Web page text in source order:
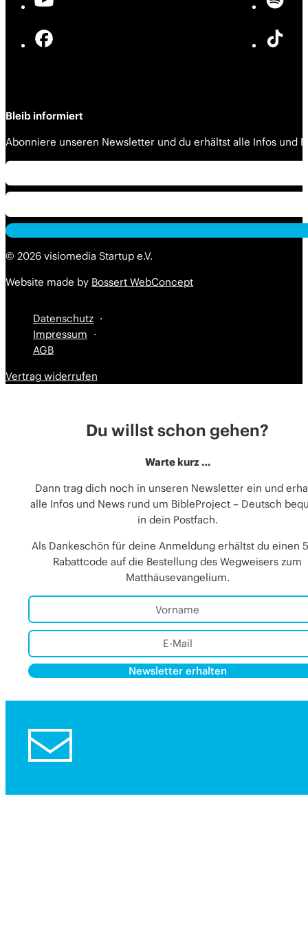
Bleib informiert
Abonniere unseren Newsletter und du erhältst alle Infos und
© 2026 visiomedia Startup e.V.
Website made by Bossert WebConcept
Datenschutz
Impressum
AGB
Vertrag widerrufen
Du willst schon gehen?
Warte kurz …
Dann trag dich noch in unseren Newsletter ein und
alle Infos und News rund um BibleProject – Deutsch
in dein Postfach.
Als Dankeschön für deine Anmeldung erhältst du einen
Rabattcode auf die Bestellung des Wegweisers zum
Matthäusevangelium.
Newsletter erhalten